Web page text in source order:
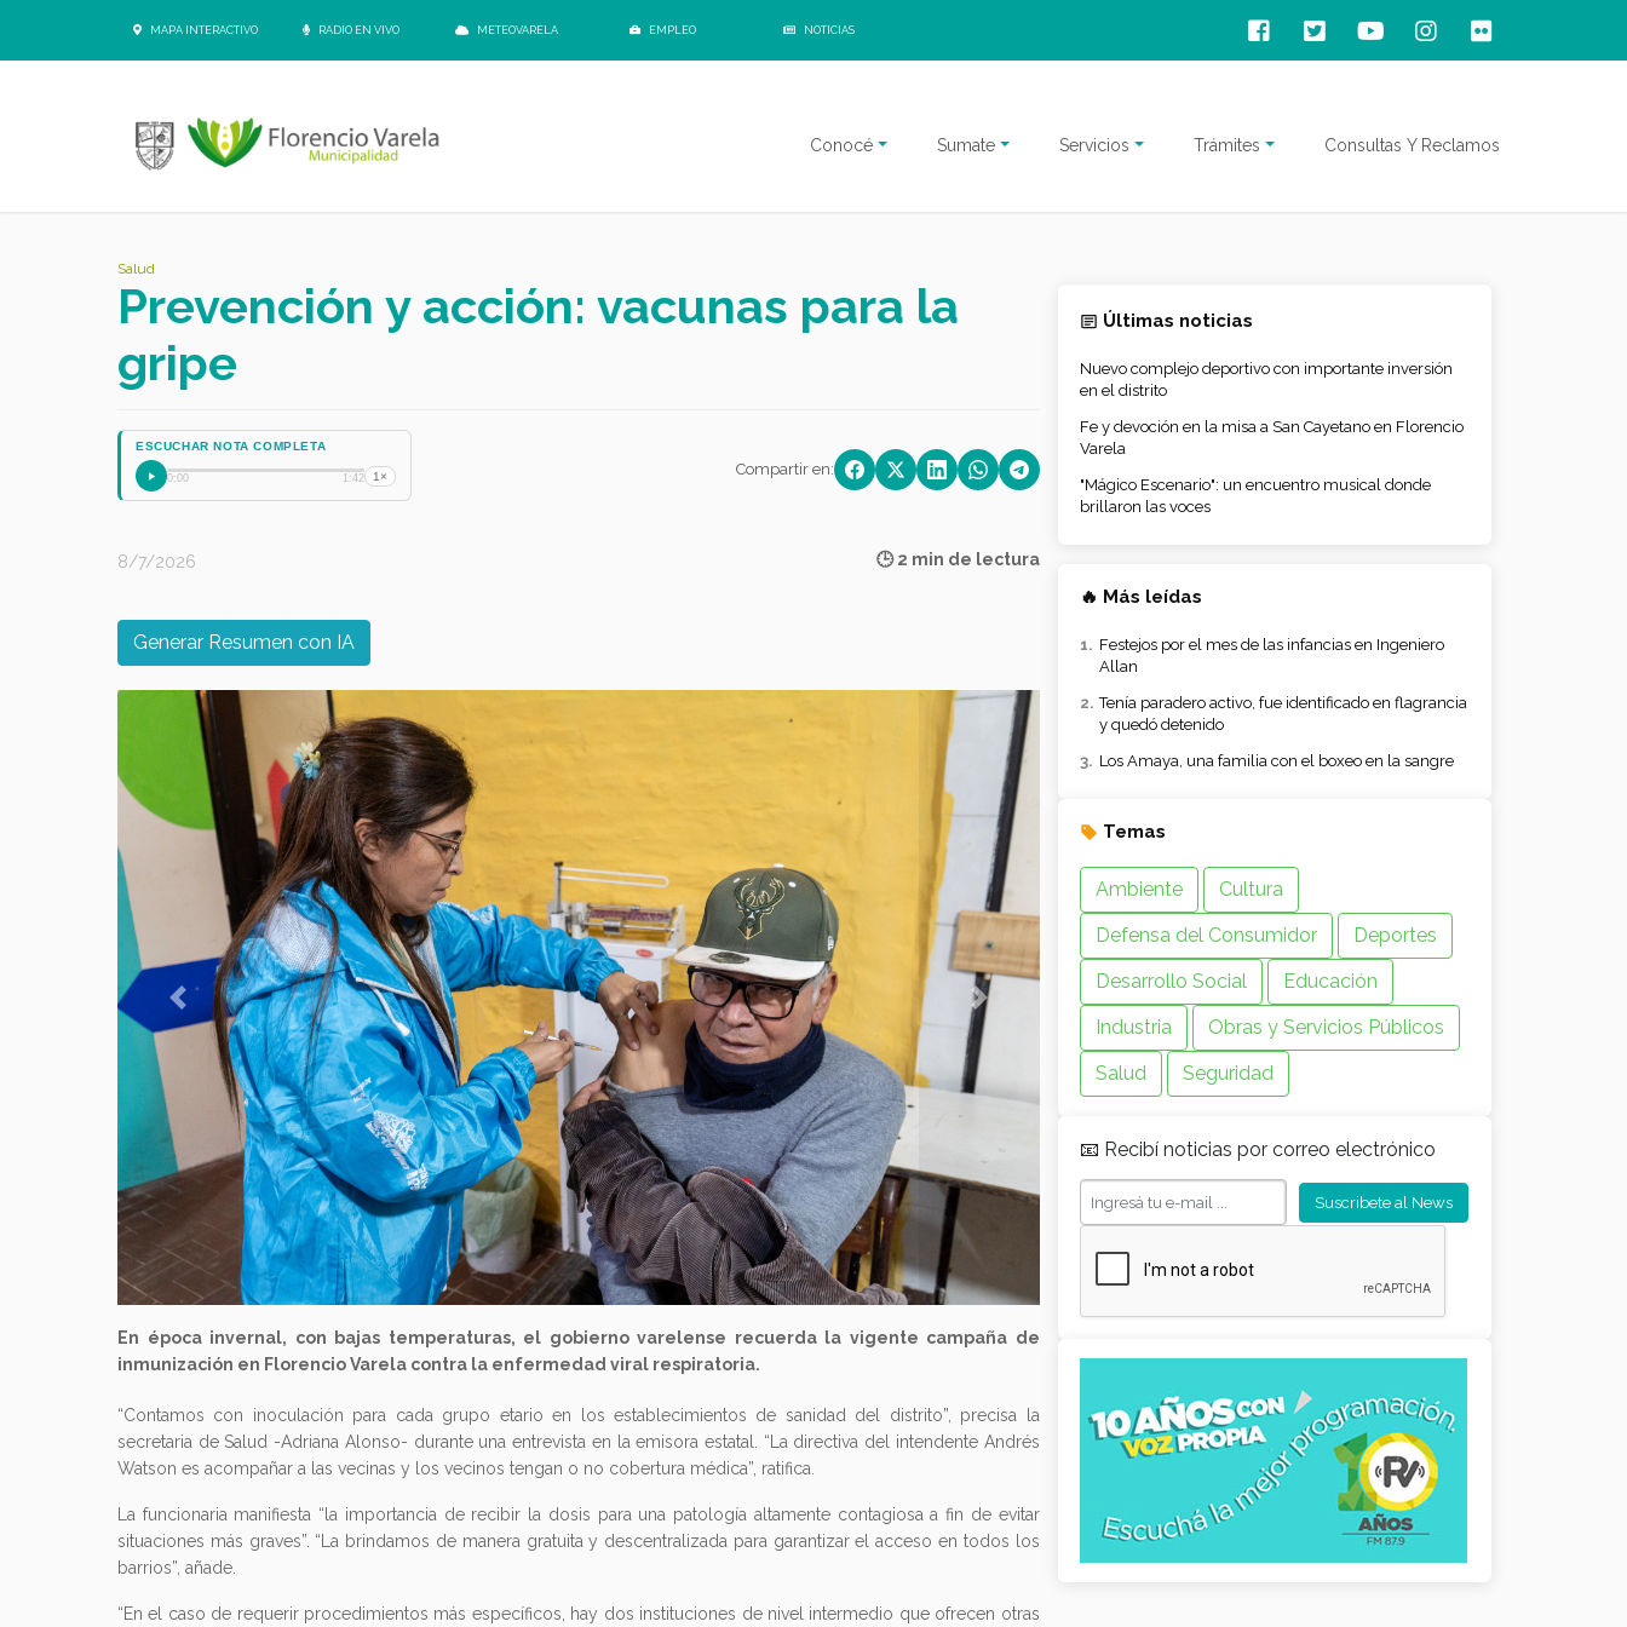
MAPA INTERACTIVO RADIO EN VIVO METEOVARELA EMPLEO NOTICIAS
Conocé Sumate Servicios Trámites Consultas Y Reclamos
Salud
Prevención y acción: vacunas para la
gripe
ESCUCHAR NOTA COMPLETA
0:00 1:42 1× Compartir en:
8/7/2026 🕒 2 min de lectura
Generar Resumen con IA
Previous Next
En época invernal, con bajas temperaturas, el gobierno varelense recuerda la vigente campaña de
inmunización en Florencio Varela contra la enfermedad viral respiratoria.
“Contamos con inoculación para cada grupo etario en los establecimientos de sanidad del distrito”, precisa la
secretaria de Salud -Adriana Alonso- durante una entrevista en la emisora estatal. “La directiva del intendente Andrés
Watson es acompañar a las vecinas y los vecinos tengan o no cobertura médica”, ratifica.
La funcionaria manifiesta “la importancia de recibir la dosis para una patología altamente contagiosa a fin de evitar
situaciones más graves”. “La brindamos de manera gratuita y descentralizada para garantizar el acceso en todos los
barrios”, añade.
“En el caso de requerir procedimientos más específicos, hay dos instituciones de nivel intermedio que ofrecen otras
Últimas noticias
Nuevo complejo deportivo con importante inversión
en el distrito
Fe y devoción en la misa a San Cayetano en Florencio
Varela
"Mágico Escenario": un encuentro musical donde
brillaron las voces
🔥 Más leídas
Festejos por el mes de las infancias en Ingeniero
Allan
Tenía paradero activo, fue identificado en flagrancia
y quedó detenido
Los Amaya, una familia con el boxeo en la sangre
Temas
Ambiente
Cultura
Defensa del Consumidor
Deportes
Desarrollo Social
Educación
Industria
Obras y Servicios Públicos
Salud
Seguridad
📧 Recibí noticias por correo electrónico